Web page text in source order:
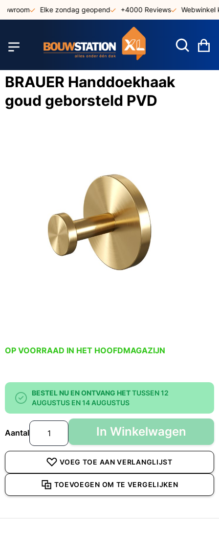
Elke zondag geopend +4000 Reviews Webwinkel
BRAUER Handdoekhaak
goud geborsteld PVD
OP VOORRAAD IN HET HOOFDMAGAZIJN
BESTEL NU EN ONTVANG HETTUSSEN 12
AUGUSTUS EN 14 AUGUSTUS
Aantal In Winkelwagen
VOEG TOE AAN VERLANGLIJST
TOEVOEGEN OM TE VERGELIJKEN